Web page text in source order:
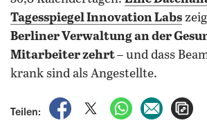
Tagesspiegel Innovation Labs
Berliner Verwaltung an der
Mitarbeiter zehrt– und dass
krank sind als Angestellte.
Teilen:
auf Facebook teilen
auf X teilenper WhatsApp
per E-